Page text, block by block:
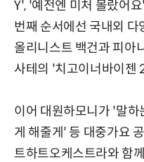
Y', '예전엔 미처 몰랐어
번째 순서에선 국내외 다
올리니스트 백건과 피아
사테의 '치고이너바이젠
이어 대원하모니가 '말
게 해줄게' 등 대중가요
트하트오케스트라와 함